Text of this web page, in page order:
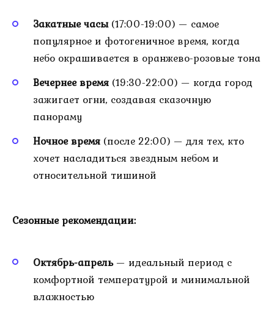
Закатные часы(17:00-19:00) — самое
популярное и фотогеничное время, когда
небо окрашивается в оранжево-розовые тона
Вечернее время (19:30-22:00) — когда город
зажигает огни, создавая сказочную
панораму
Ночное время (после 22:00) — для тех, кто
хочет насладиться звездным небом и
относительной тишиной
Сезонные рекомендации:
Октябрь-апрель— идеальный период с
комфортной температурой и минимальной
влажностью